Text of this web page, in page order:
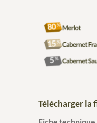
Télécharger la